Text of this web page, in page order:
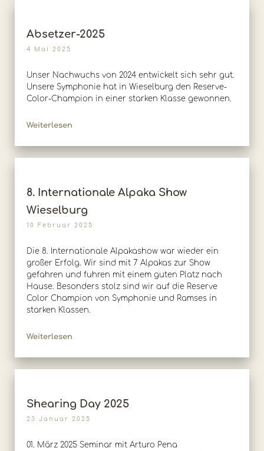
Absetzer-2025
4 Mai 2025
Unser Nachwuchs von 2024 entwickelt sich sehr gut.
Unsere Symphonie hat in Wieselburg den Reserve-
Color-Champion in einer starken Klasse gewonnen.
Weiterlesen
8. Internationale Alpaka Show
Wieselburg
10 Februar 2025
Die 8. Internationale Alpakashow war wieder ein
großer Erfolg. Wir sind mit 7 Alpakas zur Show
gefahren und fuhren mit einem guten Platz nach
Hause. Besonders stolz sind wir auf die Reserve
Color Champion von Symphonie und Ramses in
starken Klassen.
Weiterlesen
Shearing Day 2025
23 Januar 2025
01. März 2025 Seminar mit Arturo Pena